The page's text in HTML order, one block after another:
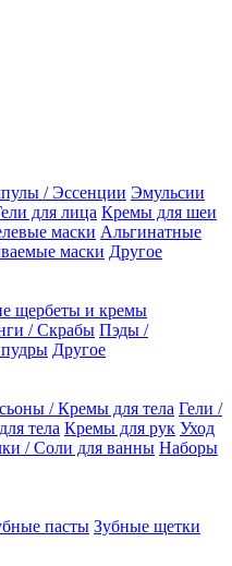
/ Эссенции Эмульсии
для лица Кремы для шеи
маски Альгинатные
маски Другое
щербеты и кремы
/ Скрабы Пэды /
Другое
/ Кремы для тела Гели /
тела Кремы для рук Уход
/ Соли для ванны Наборы
пасты Зубные щетки